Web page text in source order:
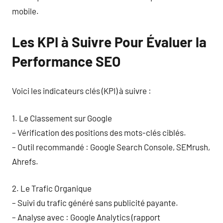
mobile.
Les KPI à Suivre Pour Évaluer la
Performance SEO
Voici les indicateurs clés (KPI) à suivre :
1. Le Classement sur Google
– Vérification des positions des mots-clés ciblés.
– Outil recommandé : Google Search Console, SEMrush,
Ahrefs.
2. Le Trafic Organique
– Suivi du trafic généré sans publicité payante.
– Analyse avec : Google Analytics (rapport